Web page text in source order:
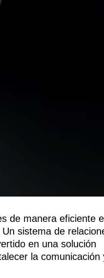
de manera eficiente
sistema de
en una solución
la comunicación